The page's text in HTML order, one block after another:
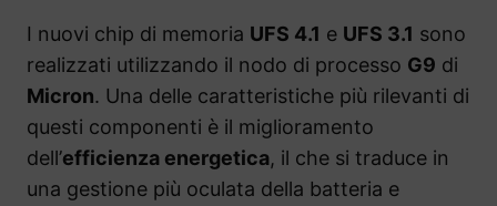
I nuovi chip di memoria UFS 4.1 e UFS 3.1 sono
realizzati utilizzando il nodo di processo G9 di
Micron. Una delle caratteristiche più rilevanti di
questi componenti è il miglioramento
dell’efficienza energetica, il che si traduce in
una gestione più oculata della batteria e